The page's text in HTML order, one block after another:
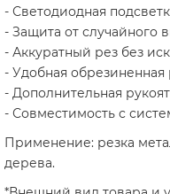
- Светодиодная
- Защита от случайного
- Аккуратный рез без
- Удобная обрезиненная
- Дополнительная
- Совместимость с
Применение: резка
дерева.